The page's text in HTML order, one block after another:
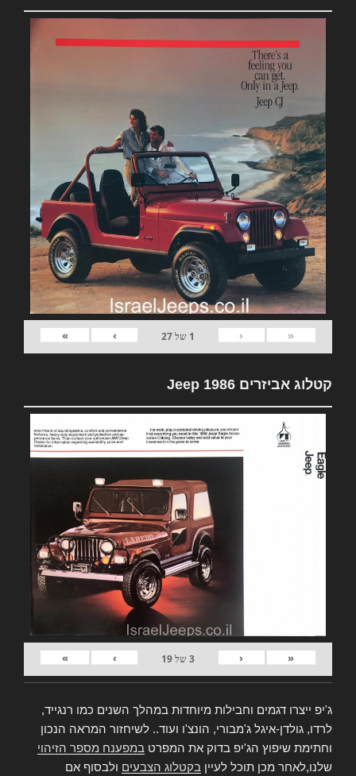
«
‹
1 של27
›
»
קטלוג אביזרים Jeep 1986
«
‹
3של19
›
»
ג'יפ ייצרו דגמים וחבילות מיוחדות במהלך השנים כמו רנגייד,
לרדו, גולדן-איגל ג'מבורי, הונצ'ו ועוד.. לשיחזור המראה הנכון
וחתימת שיפוץ הג'יפ בדוק את המפרט במפענח מספר הזיהוי
שלנו,לאחר מכן תוכל לעיין בקטלוג הצבעים ולבסוף אם